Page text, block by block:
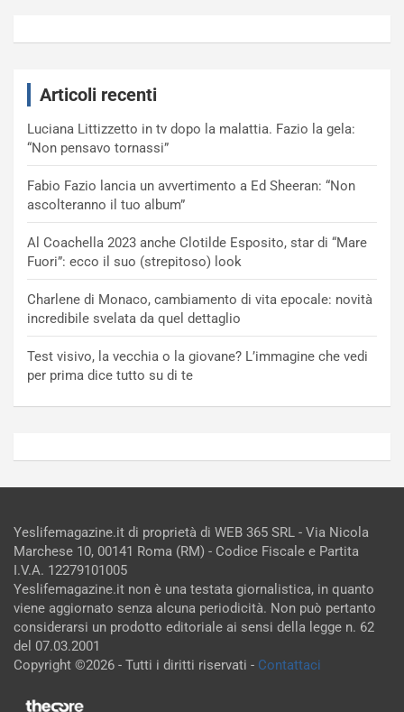
Articoli recenti
Luciana Littizzetto in tv dopo la malattia. Fazio la gela:
“Non pensavo tornassi”
Fabio Fazio lancia un avvertimento a Ed Sheeran: “Non
ascolteranno il tuo album”
Al Coachella 2023 anche Clotilde Esposito, star di “Mare
Fuori”: ecco il suo (strepitoso) look
Charlene di Monaco, cambiamento di vita epocale: novità
incredibile svelata da quel dettaglio
Test visivo, la vecchia o la giovane? L’immagine che vedi
per prima dice tutto su di te
Yeslifemagazine.it di proprietà di WEB 365 SRL - Via Nicola
Marchese 10, 00141 Roma (RM) - Codice Fiscale e Partita
I.V.A. 12279101005
Yeslifemagazine.it non è una testata giornalistica, in quanto
viene aggiornato senza alcuna periodicità. Non può pertanto
considerarsi un prodotto editoriale ai sensi della legge n. 62
del 07.03.2001
Copyright ©2026 - Tutti i diritti riservati - Contattaci